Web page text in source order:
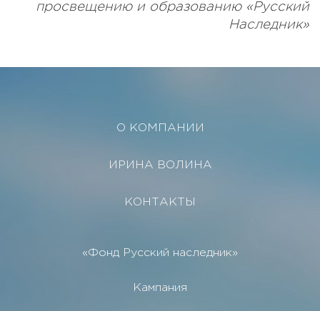
просвещению и образованию «Русский
Наследник»
О КОМПАНИИ
ИРИНА ВОЛИНА
КОНТАКТЫ
«Фонд Русский наследник»
Кампания